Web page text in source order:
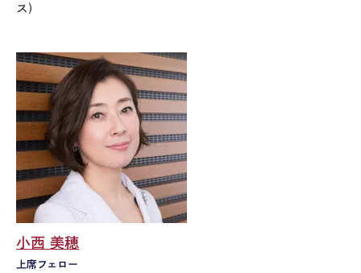
ス )
上席フェロー
小西 美穂